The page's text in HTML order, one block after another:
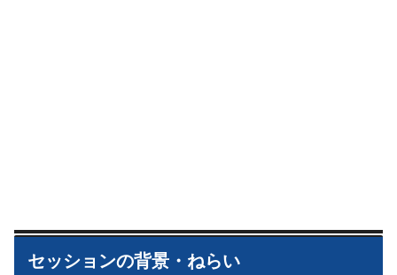
セッションの背景・ねらい